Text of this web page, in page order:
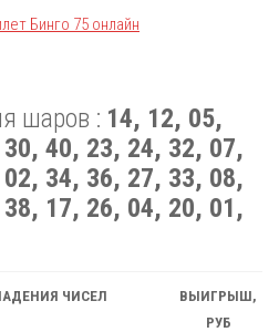
шаров : 14, 12, 05,
40, 23, 24, 32, 07,
34, 36, 27, 33, 08,
17, 26, 04, 20, 01,
ЧИСЕЛ
ВЫИГРЫШ,
РУБ